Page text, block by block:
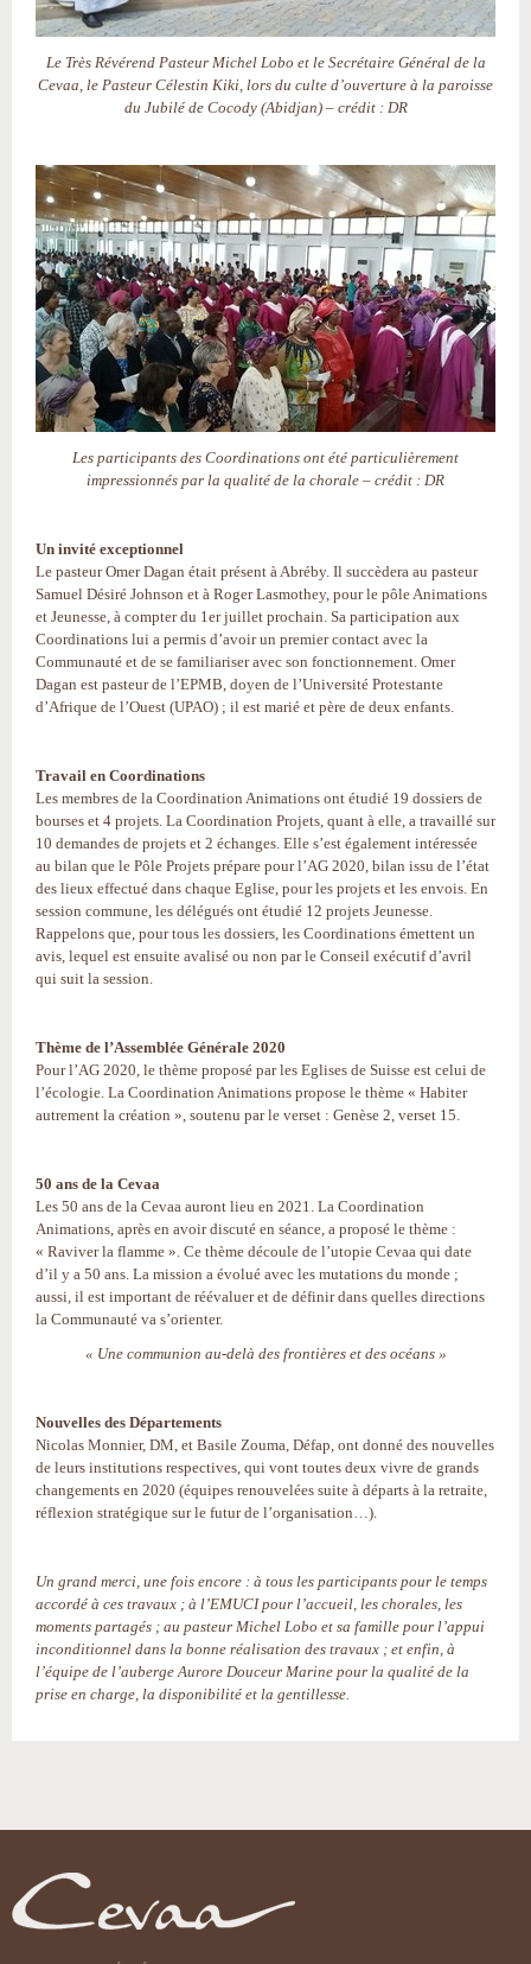
Le Très Révérend Pasteur Michel Lobo et le Secrétaire Général de la
Cevaa, le Pasteur Célestin Kiki, lors du culte d’ouverture à la paroisse
du Jubilé de Cocody (Abidjan) – crédit : DR
Les participants des Coordinations ont été particulièrement
impressionnés par la qualité de la chorale – crédit : DR
Un invité exceptionnel
Le pasteur Omer Dagan était présent à Abréby. Il succèdera au pasteur
Samuel Désiré Johnson et à Roger Lasmothey, pour le pôle Animations
et Jeunesse, à compter du 1er juillet prochain. Sa participation aux
Coordinations lui a permis d’avoir un premier contact avec la
Communauté et de se familiariser avec son fonctionnement. Omer
Dagan est pasteur de l’EPMB, doyen de l’Université Protestante
d’Afrique de l’Ouest (UPAO) ; il est marié et père de deux enfants.
Travail en Coordinations
Les membres de la Coordination Animations ont étudié 19 dossiers de
bourses et 4 projets. La Coordination Projets, quant à elle, a travaillé sur
10 demandes de projets et 2 échanges. Elle s’est également intéressée
au bilan que le Pôle Projets prépare pour l’AG 2020, bilan issu de l’état
des lieux effectué dans chaque Eglise, pour les projets et les envois. En
session commune, les délégués ont étudié 12 projets Jeunesse.
Rappelons que, pour tous les dossiers, les Coordinations émettent un
avis, lequel est ensuite avalisé ou non par le Conseil exécutif d’avril
qui suit la session.
Thème de l’Assemblée Générale 2020
Pour l’AG 2020, le thème proposé par les Eglises de Suisse est celui de
l’écologie. La Coordination Animations propose le thème « Habiter
autrement la création », soutenu par le verset : Genèse 2, verset 15.
50 ans de la Cevaa
Les 50 ans de la Cevaa auront lieu en 2021. La Coordination
Animations, après en avoir discuté en séance, a proposé le thème :
« Raviver la flamme ». Ce thème découle de l’utopie Cevaa qui date
d’il y a 50 ans. La mission a évolué avec les mutations du monde ;
aussi, il est important de réévaluer et de définir dans quelles directions
la Communauté va s’orienter.
« Une communion au-delà des frontières et des océans »
Nouvelles des Départements
Nicolas Monnier, DM, et Basile Zouma, Défap, ont donné des nouvelles
de leurs institutions respectives, qui vont toutes deux vivre de grands
changements en 2020 (équipes renouvelées suite à départs à la retraite,
réflexion stratégique sur le futur de l’organisation…).
Un grand merci, une fois encore : à tous les participants pour le temps
accordé à ces travaux ; à l’EMUCI pour l’accueil, les chorales, les
moments partagés ; au pasteur Michel Lobo et sa famille pour l’appui
inconditionnel dans la bonne réalisation des travaux ; et enfin, à
l’équipe de l’auberge Aurore Douceur Marine pour la qualité de la
prise en charge, la disponibilité et la gentillesse.
document